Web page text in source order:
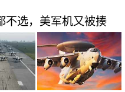
不选，美军机又被揍